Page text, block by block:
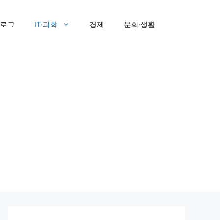
그 IT·과학 경제 문화·생활